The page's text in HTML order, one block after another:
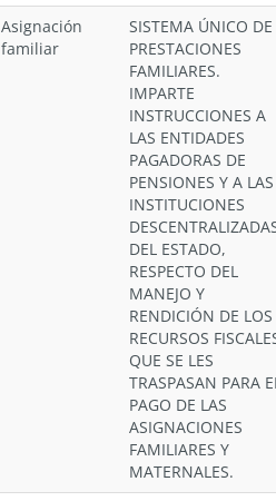
Asignación
familiar
SISTEMA ÚNICO DE
PRESTACIONES
FAMILIARES.
IMPARTE
INSTRUCCIONES A
LAS ENTIDADES
PAGADORAS DE
PENSIONES Y A LAS
INSTITUCIONES
DEL ESTADO,
RESPECTO DEL
MANEJO Y
RENDICIÓN DE LOS
RECURSOS
QUE SE LES
TRASPASAN PARA
PAGO DE LAS
ASIGNACIONES
FAMILIARES Y
MATERNALES.